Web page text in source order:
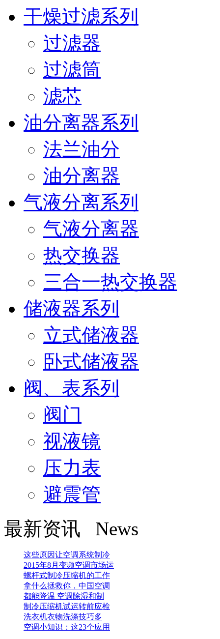
干燥过滤系列
过滤器
过滤筒
滤芯
油分离器系列
法兰油分
油分离器
气液分离系列
气液分离器
热交换器
三合一热交换器
储液器系列
立式储液器
卧式储液器
阀、表系列
阀门
视液镜
压力表
避震管
最新资讯 News
这些原因让空调系统制冷
2015年8月变频空调市场运
螺杆式制冷压缩机的工作
拿什么拯救你，中国空调
都能降温 空调除湿和制
制冷压缩机试运转前应检
洗衣机衣物洗涤技巧多
空调小知识：这23个应用